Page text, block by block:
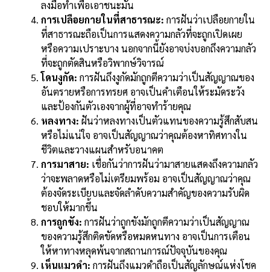
ลงมือทำเพื่อเอาชนะมัน
การเปลือยกายในที่สาธารณะ: การฝันว่าเปลือยกายใน
ที่สาธารณะถือเป็นการแสดงความกลัวที่จะถูกเปิดเผย
หรือความเปราะบาง นอกจากนี้ยังอาจบ่งบอกถึงความกลัว
ที่จะถูกตัดสินหรือวิพากษ์วิจารณ์
โดนงูกัด: การฝันถึงงูกัดมักถูกตีความว่าเป็นสัญญาณของ
อันตรายหรือการทรยศ อาจเป็นคำเตือนให้ระมัดระวัง
และป้องกันตัวเองจากผู้ที่อาจทำร้ายคุณ
หลงทาง: ฝันว่าหลงทางเป็นตัวแทนของความรู้สึกสับสน
หรือไม่แน่ใจ อาจเป็นสัญญาณว่าคุณต้องหาทิศทางใน
ชีวิตและวางแผนสำหรับอนาคต
การมาสาย: เชื่อกันว่าการฝันว่ามาสายแสดงถึงความกลัว
ว่าจะพลาดหรือไม่เตรียมพร้อม อาจเป็นสัญญาณว่าคุณ
ต้องจัดระเบียบและจัดลำดับความสำคัญของความรับผิด
ชอบให้มากขึ้น
การถูกขัง: การฝันว่าถูกขังมักถูกตีความว่าเป็นสัญญาณ
ของความรู้สึกติดขัดหรือหมดหนทาง อาจเป็นการเตือน
ให้หาทางหลุดพ้นจากสถานการณ์ปัจจุบันของคุณ
เห็นแมวดำ: การฝันถึงแมวดำถือเป็นสัญลักษณ์แห่งโชค